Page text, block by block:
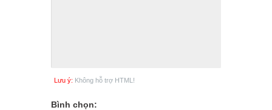
Lưu ý: Không hỗ trợ HTML!
Bình chọn: